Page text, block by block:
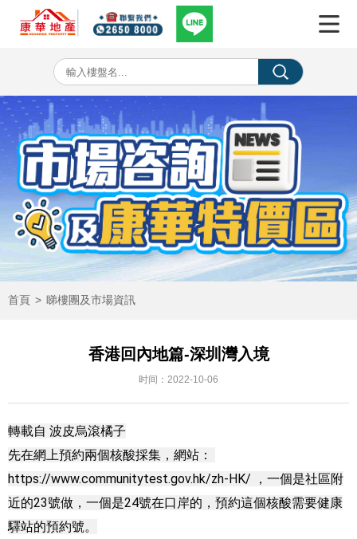
首頁 > 睇樓團及市場資訊
香港回內地篇-深圳灣入境
时间：2022-10-06
轉載自 波皮烏滾橘子
https://www.communitytest.gov.hk/zh-HK/ ，一個是社區附
近的23號做，一個是24號在口岸的，預約這個核酸需要健康
驛站的預約號。